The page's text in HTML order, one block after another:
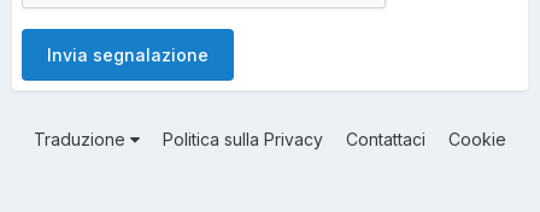
Invia segnalazione
Traduzione Politica sulla Privacy Contattaci Cookie